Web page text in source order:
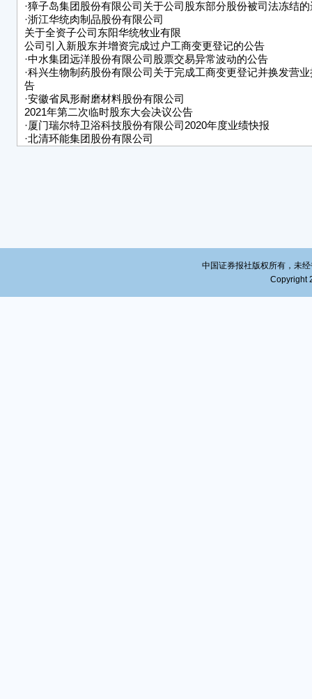
·獐子岛集团股份有限公司关于公司股东部分股份被司法冻结
·浙江华统肉制品股份有限公司
关于全资子公司东阳华统牧业有限
公司引入新股东并增资完成过户工商变更登记的公告
·中水集团远洋股份有限公司股票交易异常波动的公告
·科兴生物制药股份有限公司关于完成工商变更登记并换发营
告
·安徽省凤形耐磨材料股份有限公司
2021年第二次临时股东大会决议公告
·厦门瑞尔特卫浴科技股份有限公司2020年度业绩快报
·北清环能集团股份有限公司
递交
问题
造成
特
中国证券报社版权所有，未
Copyright